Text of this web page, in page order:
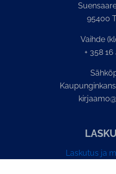
95400
Vaihde
+ 358 16
Laskutus ja